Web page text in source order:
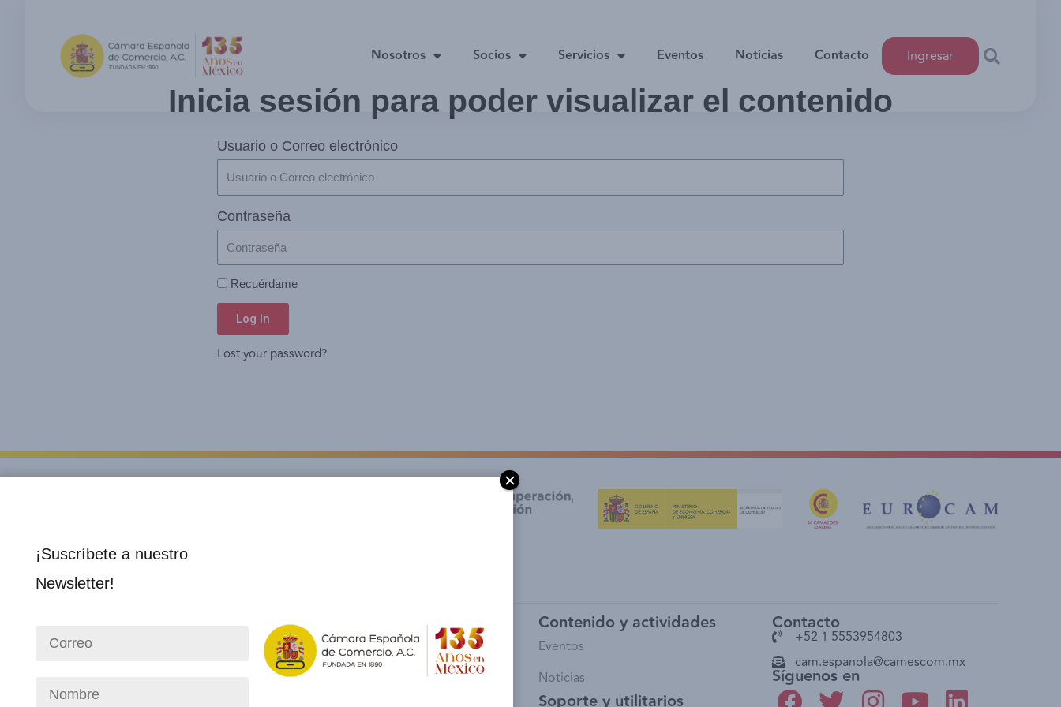
Nosotros Socios Servicios Eventos Noticias Contacto Ingresar
Inicia sesión para poder visualizar el contenido
Usuario o Correo electrónico
Contraseña
Recuérdame
Log In
Lost your password?
Nosotros
Socios y afiliación
Directorio de Socios
Membresía
Contenido y actividades
Eventos
Noticias
Soporte y utilitarios
Contacto
+52 1 5553954803
cam.espanola@camescom.mx
Síguenos en
¡Suscríbete a nuestro
Newsletter!